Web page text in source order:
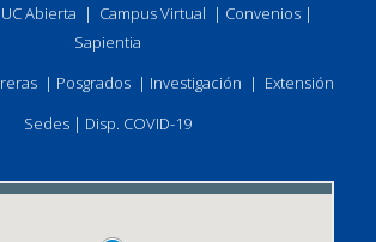
UC Abierta | Campus Virtual | Convenios|
Sapientia
| Posgrados | Investigación | Extensión
Sedes | Disp. COVID-19